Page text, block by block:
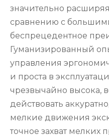
значительно
сравнению с
беспрецедентное
Гуманизированный
управления
и проста в
чрезвычайно высока,
действовать
мелкие движения
точное захват мелких